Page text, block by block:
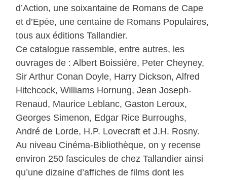
d’Action, une soixantaine de Romans de Cape
et d’Epée, une centaine de Romans Populaires,
tous aux éditions Tallandier.
Ce catalogue rassemble, entre autres, les
ouvrages de : Albert Boissière, Peter Cheyney,
Sir Arthur Conan Doyle, Harry Dickson, Alfred
Hitchcock, Williams Hornung, Jean Joseph-
Renaud, Maurice Leblanc, Gaston Leroux,
Georges Simenon, Edgar Rice Burroughs,
André de Lorde, H.P. Lovecraft et J.H. Rosny.
Au niveau Cinéma-Bibliothèque, on y recense
environ 250 fascicules de chez Tallandier ainsi
qu’une dizaine d’affiches de films dont les